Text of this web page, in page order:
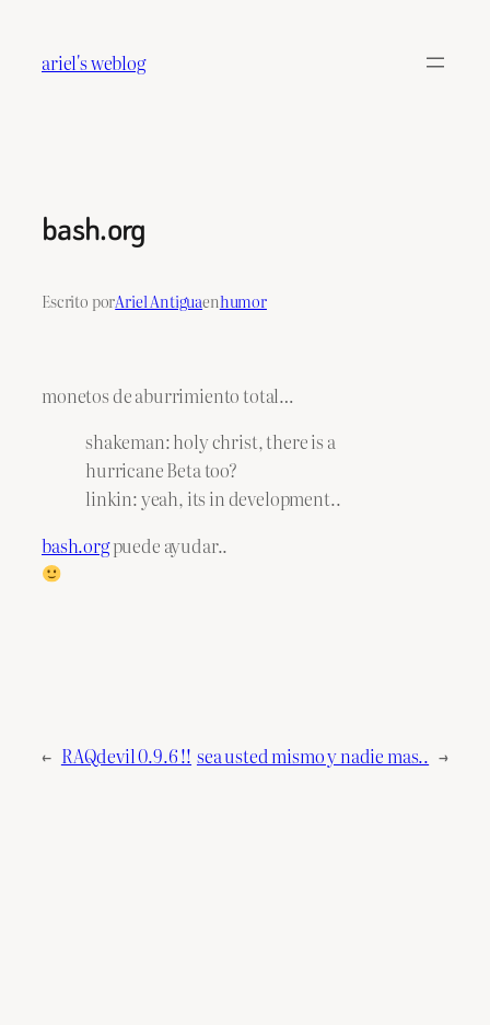
contenido
ariel's weblog
bash.org
Escrito porAriel Antiguaenhumor
monetos de aburrimiento total…
shakeman: holy christ, there is a
hurricane Beta too?
linkin: yeah, its in development..
bash.orgpuede ayudar..
← RAQdevil 0.9.6 !! sea usted mismo y nadie mas.. →